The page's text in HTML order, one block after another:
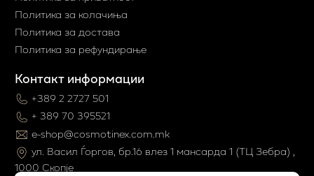
Политика за колачиња
Политика за достава
Политика за рефундирање
Контакт информации
+389 2 2727 501
+ 389 70 395521
e-shop@cosmotinex.com.mk
ул. Васил Ѓоргов, бр.16 влез 1 мaнсарда 1 (ТЦ Зебра) ,
1000 Скопје